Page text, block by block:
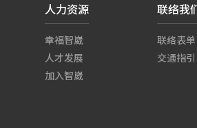
人力资源
幸福智崴
人才发展
加入智崴
联络我
联络表单
交通指引